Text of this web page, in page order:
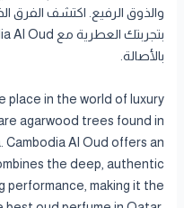
والذوق الرفيع. اكتشف الفرق
بالأصالة.
place in the world of luxury
agarwood trees found in
Al Oud offers an
the deep, authentic
performance, making it the